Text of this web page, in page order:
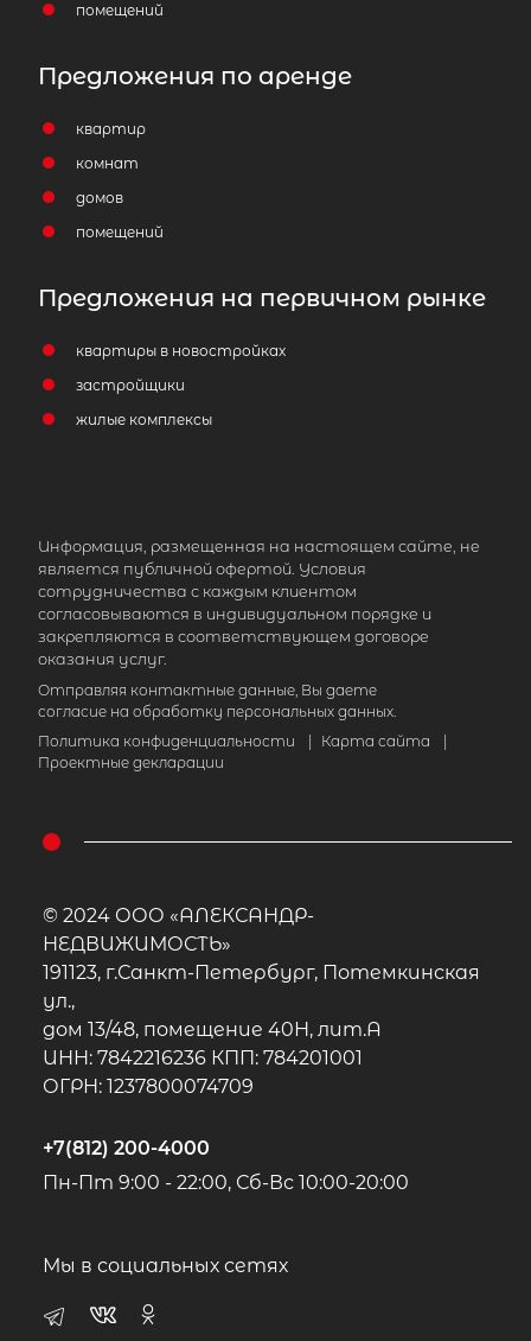
Комната в 5-комнатной квартире
площадью 108 м
1-я Советская ул, д 12
Площадь кухни
Жилая площадь
помещений
Предложения по аренде
квартир
комнат
домов
помещений
Предложения на первичном рынке
квартиры в новостройках
застройщики
жилые комплексы
Информация, размещенная на настоящем сайте, не
является публичной офертой. Условия
сотрудничества с каждым клиентом
согласовываются в индивидуальном порядке и
закрепляются в соответствующем договоре
оказания услуг.
Отправляя контактные данные, Вы даете
согласие на обработку персональных данных.
Политика конфиденциальности
Карта сайта
Проектные декларации
© 2024 ООО «АЛЕКСАНДР-
НЕДВИЖИМОСТЬ»
191123, г.Санкт-Петербург, Потемкинская
ул.,
дом 13/48, помещение 40Н, лит.А
ИНН: 7842216236 КПП: 784201001
ОГРН: 1237800074709
+7(812) 200-4000
Пн-Пт 9:00 - 22:00, Сб-Вс 10:00-20:00
Мы в социальных сетях